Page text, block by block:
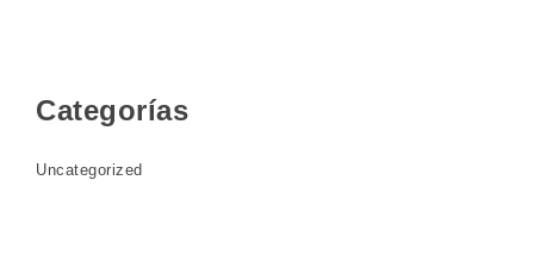
Categorías
Uncategorized